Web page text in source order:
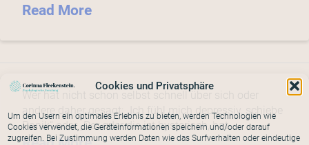
Cookies und Privatsphäre
Um den Usern ein optimales Erlebnis zu bieten, werden Technologien wie
Cookies verwendet, die Geräteinformationen speichern und/oder darauf
zugreifen. Bei Zustimmung werden Daten wie das Surfverhalten oder eindeutige
Read More
Wer hat nicht schon selbst schnell über sich oder
andere daher gesagt: „Ich fühl mich depressiv, schiebe
Panik“ oder „Der oder die ist hysterisch, hat …